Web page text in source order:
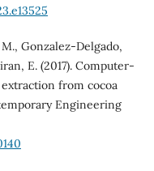
Gonzalez-Delgado,
E. (2017). Computer-
from cocoa
Engineering